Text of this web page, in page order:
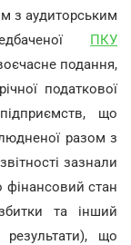
з аудиторським
ПКУ
подання,
податкової
що
разом з
зазнали
фінансовий стан
та інший
результати), що